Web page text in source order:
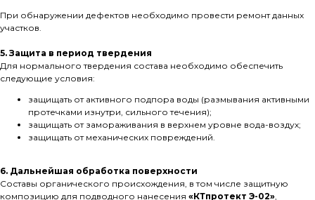
При обнаружении дефектов необходимо провести ремонт данных
участков.
5. Защита в период твердения
Для нормального твердения состава необходимо обеспечить
следующие условия:
защищать от активного подпора воды (размывания активными
протечками изнутри, сильного течения);
защищать от замораживания в верхнем уровне вода-воздух;
защищать от механических повреждений.
6. Дальнейшая обработка поверхности
Составы органического происхождения, в том числе защитную
композицию для подводного нанесения «КТпротект Э-02»,